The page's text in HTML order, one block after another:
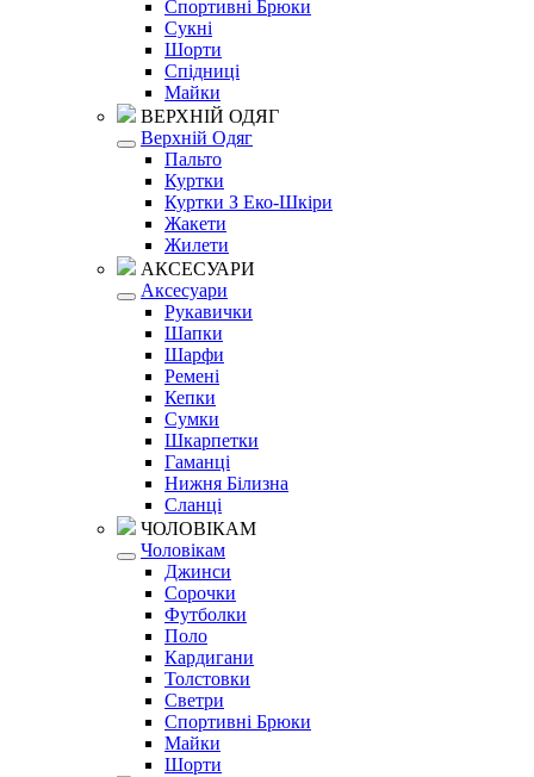
Спортивні Брюки
Сукні
Шорти
Спідниці
Майки
ВЕРХНІЙ ОДЯГ
Верхній Одяг
Пальто
Куртки
Куртки З Еко-Шкіри
Жакети
Жилети
АКСЕСУАРИ
Аксесуари
Рукавички
Шапки
Шарфи
Ремені
Кепки
Сумки
Шкарпетки
Гаманці
Нижня Білизна
Сланці
ЧОЛОВІКАМ
Чоловікам
Джинси
Сорочки
Футболки
Поло
Кардигани
Толстовки
Светри
Спортивні Брюки
Майки
Шорти